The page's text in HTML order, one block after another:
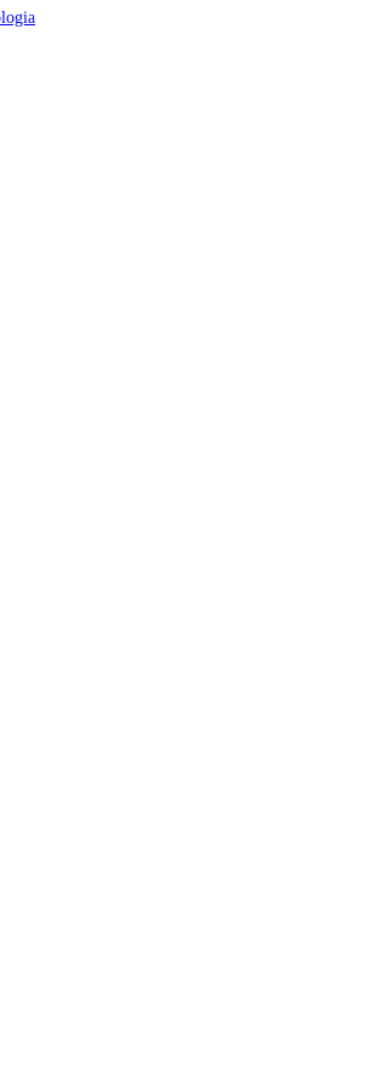
cada gesto conta e cada profissional faz a
médico de família com nova regras do registo,
– Sintoniza-te na Insuficiência Cardíaca” da
são custo-efetivos e representam um
apresentavam níveis elevados de Lp(a),
da mama triplo negativo metastático em
e nutricionista no primeiro mês